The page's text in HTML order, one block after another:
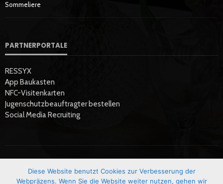
Sommeliere
PARTNERPORTALE
RESSYX
App Baukasten
NFC-Visitenkarten
Jugenschutzbeauftragter bestellen
Social Media Recruiting
Startseite Datenschutzerklärung Hier Werben Impressum
Diese Website benutzt Cookies zur Verbesserung der
Webpräzens. Wenn Sie die Website weiter nutzen, gehen wir